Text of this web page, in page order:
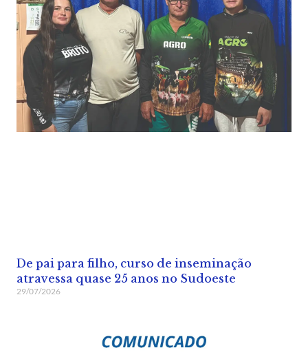
De pai para filho, curso de inseminação
atravessa quase 25 anos no Sudoeste
29/07/2026